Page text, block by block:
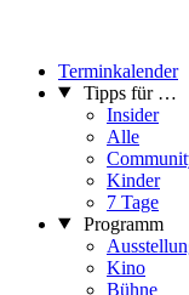
Terminkalender
Tipps für …
Insider
Alle
Kinder
7 Tage
Programm
Kino
Bühne